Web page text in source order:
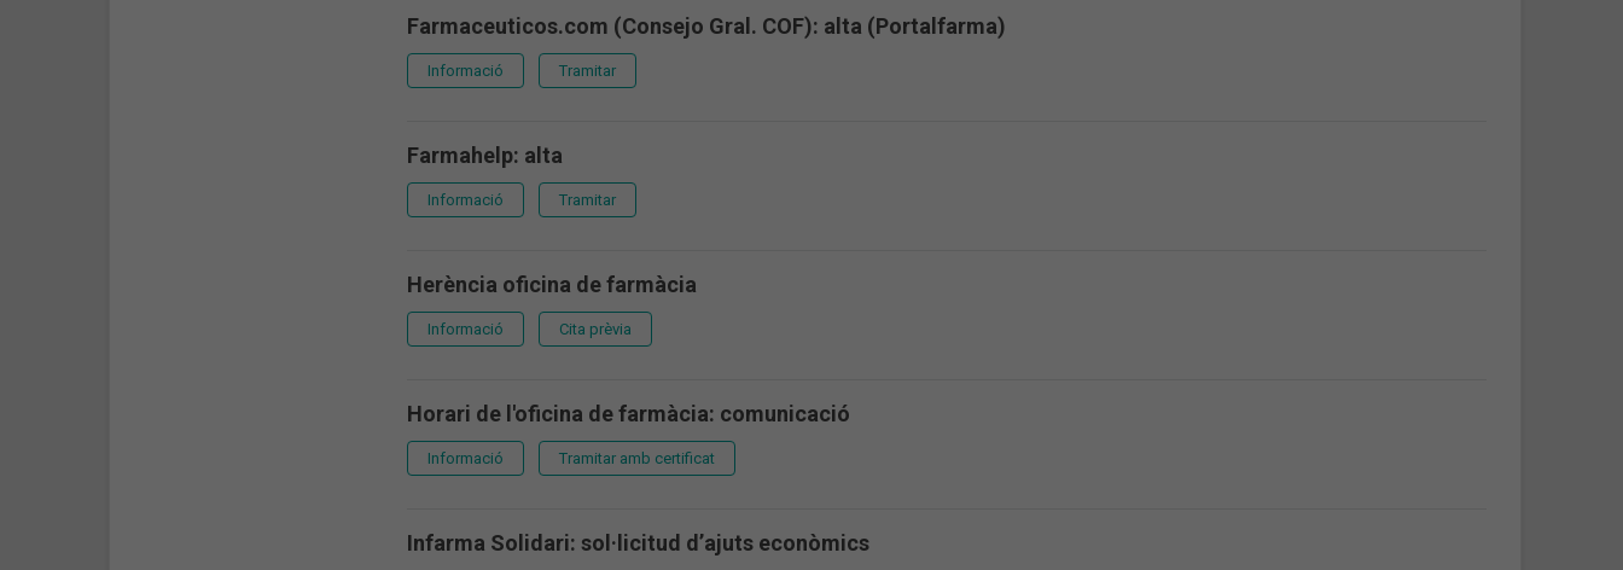
Farmaceuticos.com (Consejo Gral. COF): alta (Portalfarma)
Informació Tramitar
Farmahelp: alta
Informació Tramitar
Herència oficina de farmàcia
Informació Cita prèvia
Horari de l'oficina de farmàcia: comunicació
Informació Tramitar amb certificat
Infarma Solidari: sol·licitud d’ajuts econòmics